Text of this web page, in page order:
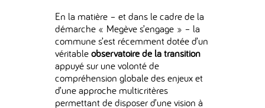
En la matière – et dans le cadre de la
démarche « Megève s’engage » – la
commune s’est récemment dotée d’un
véritableobservatoire de la transition
appuyé sur une volonté de
compréhension globale des enjeux et
d’une approche multicritères
permettant de disposer d’une vision à